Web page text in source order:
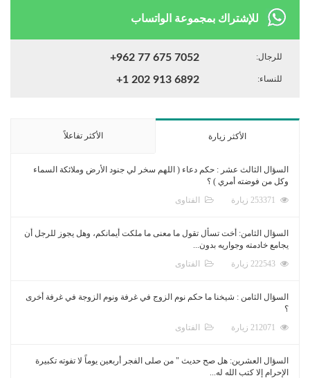
للإشتراك بمجموعة الواتساب
للرجال: +962 77 675 7052
للنساء: +1 202 913 6892
الأكثر زيارة الأكثر تفاعلاً
السؤال الثالث عشر : حكم دعاء ( اللهم سخر لي جنود الأرض وملائكة السماء
وكل من فوضته أمري ) ؟
الفتاوى
السؤال الثامن: أخت تسأل تقول ما معنى ما ملكت أيمانكم، وهل يجوز للرجل أن
يجامع خادمته وجواريه بدون...
الفتاوى
السؤال الثامن : شيخنا ما حكم نوم الزوج في غرفة ونوم الزوجة في غرفة أخرى
؟
الفتاوى
السؤال العشرين: هل صح حديث " من صلى الفجر أربعين يوماً لا تفوته تكبيرة
الإحرام إلا كتب الله له...